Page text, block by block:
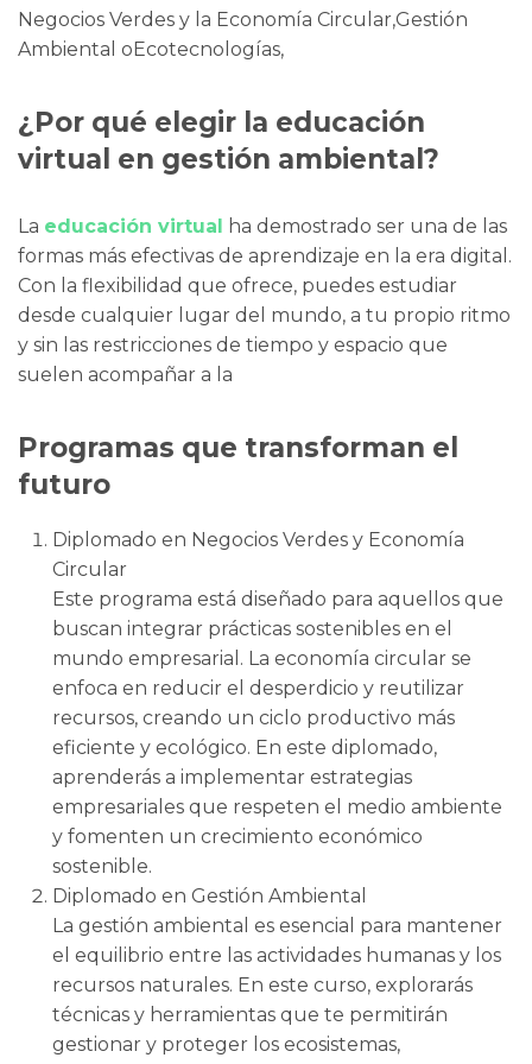
Negocios Verdes y la Economía Circular,Gestión
Ambiental oEcotecnologías,
¿Por qué elegir la educación
virtual en gestión ambiental?
La educación virtual
ha demostrado ser una de las
formas más efectivas de aprendizaje en la era digital.
Con la flexibilidad que ofrece, puedes estudiar
desde cualquier lugar del mundo, a tu propio ritmo
y sin las restricciones de tiempo y espacio que
suelen acompañar a la
Programas que transforman el
futuro
Diplomado en Negocios Verdes y Economía
Circular
Este programa está diseñado para aquellos que
buscan integrar prácticas sostenibles en el
mundo empresarial. La economía circular se
enfoca en reducir el desperdicio y reutilizar
recursos, creando un ciclo productivo más
eficiente y ecológico. En este diplomado,
aprenderás a implementar estrategias
empresariales que respeten el medio ambiente
y fomenten un crecimiento económico
sostenible.
Diplomado en Gestión Ambiental
La gestión ambiental es esencial para mantener
el equilibrio entre las actividades humanas y los
recursos naturales. En este curso, explorarás
técnicas y herramientas que te permitirán
gestionar y proteger los ecosistemas,